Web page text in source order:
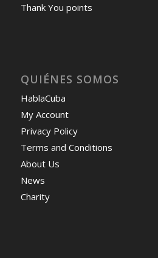
Thank You points
QUIÉNES SOMOS
HablaCuba
My Account
Privacy Policy
Terms and Conditions
About Us
News
Charity